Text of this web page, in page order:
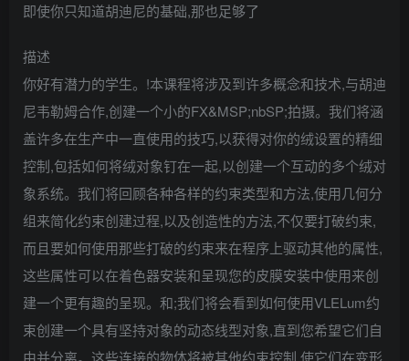
即使你只知道胡迪尼的基础,那也足够了
描述
你好有潜力的学生。!本课程将涉及到许多概念和技术,与胡迪
尼韦勒姆合作,创建一个小的FX&MSP;nbSP;拍摄。我们将涵
盖许多在生产中一直使用的技巧,以获得对你的绒设置的精细
控制,包括如何将绒对象钉在一起,以创建一个互动的多个绒对
象系统。我们将回顾各种各样的约束类型和方法,使用几何分
组来简化约束创建过程,以及创造性的方法,不仅要打破约束,
而且要如何使用那些打破的约束来在程序上驱动其他的属性,
这些属性可以在着色器安装和呈现您的皮膜安装中使用来创
建一个更有趣的呈现。和;我们将会看到如何使用VLELum约
束创建一个具有坚持对象的动态线型对象,直到您希望它们自
由并分离。这些连接的物体将被其他约束控制,使它们在变形